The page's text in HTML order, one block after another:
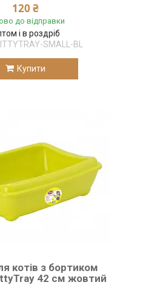
120 ₴
до відправки
і в роздріб
SMALL-BL
Купити
котів з бортиком
42 см жовтий